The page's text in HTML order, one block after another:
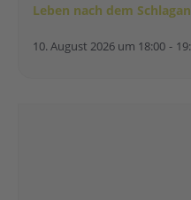
Leben nach dem
10. August 2026 um 18:00 -